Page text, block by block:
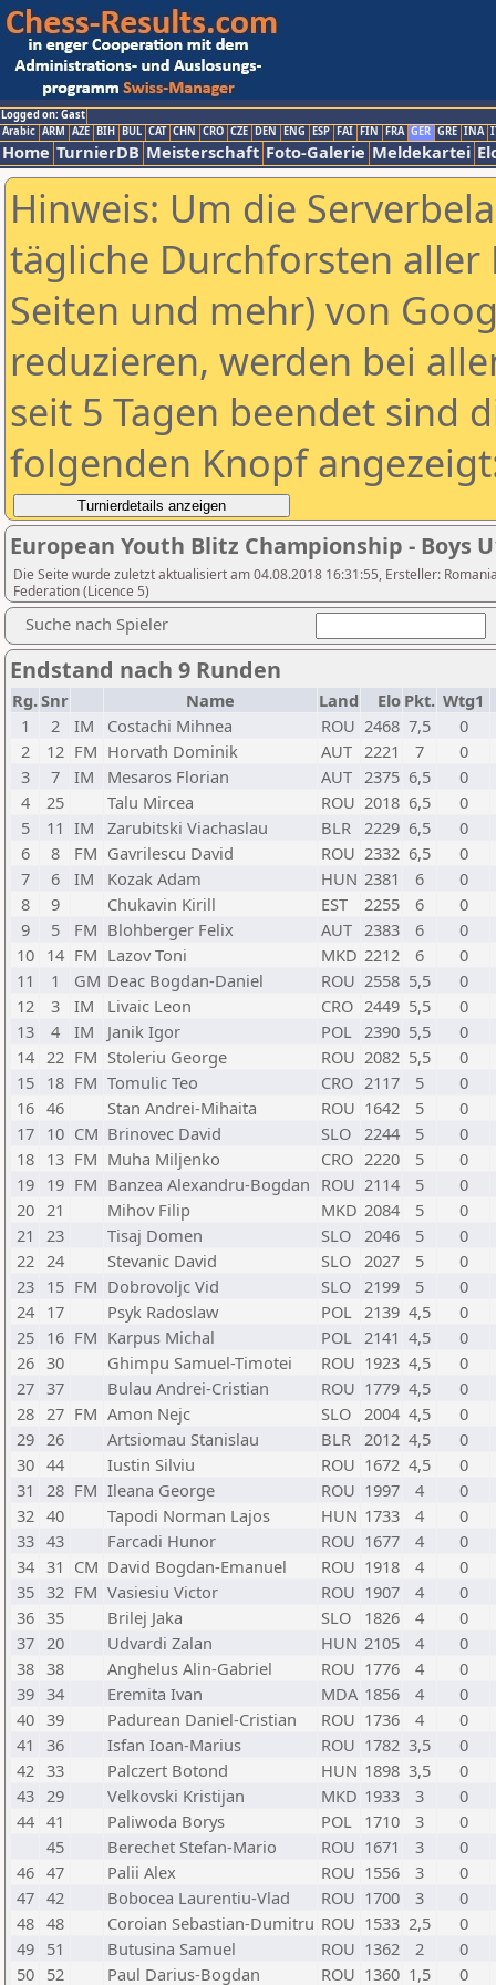
Logged on: Gast
Arabic ARM AZE BIH BUL CAT CHN CRO CZE DEN ENG ESP FAI FIN FRA GER GRE INA
Home TurnierDB Meisterschaft Foto-Galerie Meldekartei
Hinweis: Um die
tägliche Durchforsten aller
Seiten und mehr) von
reduzieren, werden bei
seit 5 Tagen beendet sind
folgenden Knopf
European Youth Blitz Championship - Boys
Die Seite wurde zuletzt aktualisiert am 04.08.2018 16:31:55, Ersteller:
Federation (Licence 5)
Suche nach Spieler
Endstand nach 9 Runden
Rg.Snr Name Land Elo Pkt. Wtg1
1
2 IM Costachi Mihnea ROU 2468 7,5
0
2
12 FM Horvath Dominik AUT 2221 7
0
3
7 IM Mesaros Florian AUT 2375 6,5
0
4
25 Talu Mircea ROU 2018 6,5
0
5
11 IM Zarubitski Viachaslau BLR 2229 6,5
0
6
8 FM Gavrilescu David ROU 2332 6,5
0
7
6 IM Kozak Adam HUN 2381 6
0
8
9 Chukavin Kirill EST 2255 6
0
9
5 FM Blohberger Felix AUT 2383 6
0
10 14 FM Lazov Toni MKD 2212 6
0
11
1 GM Deac Bogdan-Daniel ROU 2558 5,5
0
12
3 IM Livaic Leon CRO 2449 5,5
0
13
4 IM Janik Igor POL 2390 5,5
0
14 22 FM Stoleriu George ROU 2082 5,5
0
15 18 FM Tomulic Teo CRO 2117 5
0
16 46 Stan Andrei-Mihaita ROU 1642 5
0
17 10 CM Brinovec David SLO 2244 5
0
18 13 FM Muha Miljenko CRO 2220 5
0
19 19 FM Banzea Alexandru-Bogdan ROU 2114 5
0
20 21 Mihov Filip MKD 2084 5
0
21
23 Tisaj Domen SLO 2046 5
0
22 24 Stevanic David SLO 2027 5
0
23 15 FM Dobrovoljc Vid SLO 2199 5
0
24 17 Psyk Radoslaw POL 2139 4,5
0
25 16 FM Karpus Michal POL 2141 4,5
0
26 30 Ghimpu Samuel-Timotei ROU 1923 4,5
0
27 37 Bulau Andrei-Cristian ROU 1779 4,5
0
28 27 FM Amon Nejc SLO 2004 4,5
0
29 26 Artsiomau Stanislau BLR 2012 4,5
0
30 44 Iustin Silviu ROU 1672 4,5
0
31
28 FM Ileana George ROU 1997 4
0
32 40 Tapodi Norman Lajos HUN 1733 4
0
33 43 Farcadi Hunor ROU 1677 4
0
34 31 CM David Bogdan-Emanuel ROU 1918 4
0
35 32 FM Vasiesiu Victor ROU 1907 4
0
36 35 Brilej Jaka SLO 1826 4
0
37 20 Udvardi Zalan HUN 2105 4
0
38 38 Anghelus Alin-Gabriel ROU 1776 4
0
39 34 Eremita Ivan MDA 1856 4
0
40 39 Padurean Daniel-Cristian ROU 1736 4
0
41
36 Isfan Ioan-Marius ROU 1782 3,5
0
42 33 Palczert Botond HUN 1898 3,5
0
43 29 Velkovski Kristijan MKD 1933 3
0
44 41 Paliwoda Borys POL 1710 3
0
45
Berechet Stefan-Mario ROU 1671 3
0
46 47 Palii Alex ROU 1556 3
0
47 42 Bobocea Laurentiu-Vlad ROU 1700 3
0
48 48 Coroian Sebastian-Dumitru ROU 1533 2,5
0
49 51 Butusina Samuel ROU 1362 2
0
50 52 Paul Darius-Bogdan ROU 1360 1,5 0